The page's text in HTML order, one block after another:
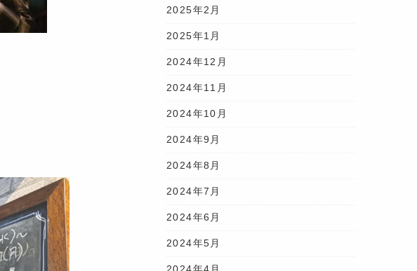
2025年2月
2025年1月
2024年12月
2024年11月
2024年10月
2024年9月
2024年8月
2024年7月
2024年6月
2024年5月